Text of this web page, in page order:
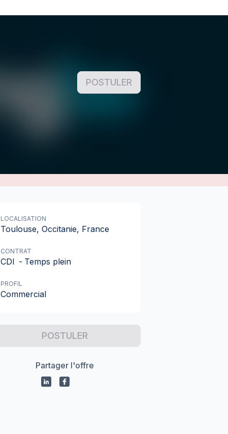
POSTULER
LOCALISATION
Toulouse, Occitanie, France
CONTRAT
CDI - Temps plein
PROFIL
Commercial
POSTULER
Partager l'offre